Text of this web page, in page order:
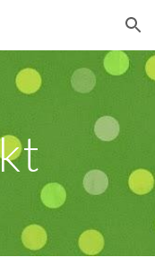
Skip to navigation